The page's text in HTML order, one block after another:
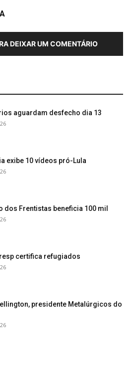
DEIXAR UM COMENTÁRIO
aguardam desfecho dia 13
exibe 10 vídeos pró-Lula
dos Frentistas beneficia 100 mil
certifica refugiados
presidente Metalúrgicos do